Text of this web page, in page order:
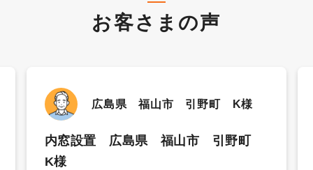
お客さまの声
広島県 福山市 引野町 K様
内窓設置 広島県 福山市 引野町
K様